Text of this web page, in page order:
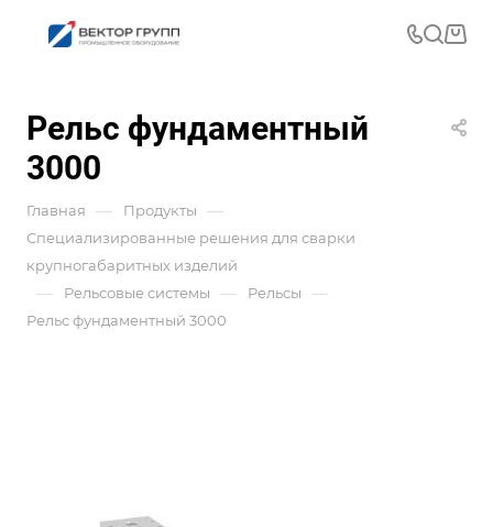
Рельс фундаментный
3000
Главная — Продукты —
Специализированные решения для сварки
крупногабаритных изделий
— Рельсовые системы — Рельсы —
Рельс фундаментный 3000